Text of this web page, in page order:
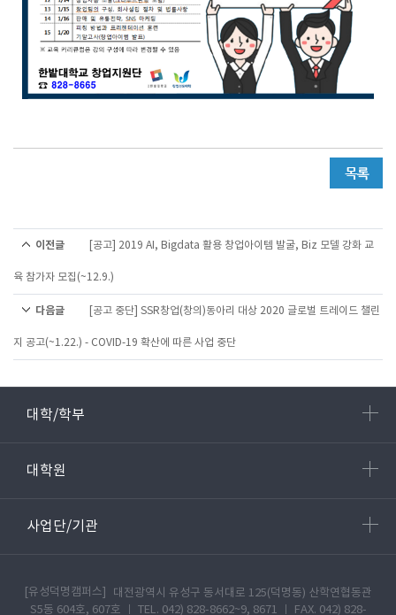
이전글 [공고] 2019 AI, Bigdata 활용 창업아이템 발굴, Biz 모델 강화 교
육 참가자 모집(~12.9.)
다음글 [공고 중단] SSR창업(창의)동아리 대상 2020 글로벌 트레이드 챌린
지 공고(~1.22.) - COVID-19 확산에 따른 사업 중단
대학/학부
대학원
사업단/기관
[유성덕명캠퍼스]
대전광역시 유성구 동서대로 125(덕명동) 산학연협동관
S5동 604호, 607호 ㅣ TEL. 042) 828-8662~9, 8671 ㅣ FAX. 042) 828-